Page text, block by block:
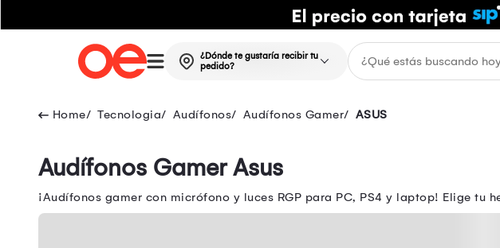
¿Dónde te gustaría recibir tu
pedido?
Tecnologia Audífonos Audífonos Gamer ASUS
Audífonos Gamer Asus
¡Audífonos gamer con micrófono y luces RGP para PC, PS4 y laptop! Elige